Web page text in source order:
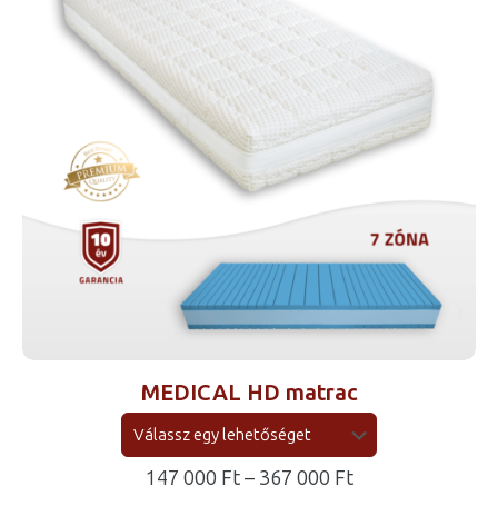
MEDICAL HD matrac
147 000 Ft – 367 000 FtÁrtartomány: